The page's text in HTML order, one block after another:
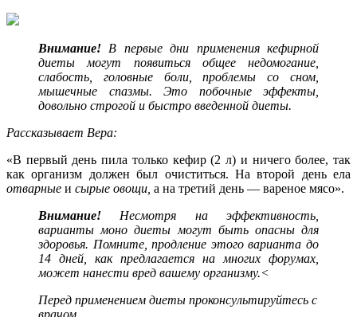
Внимание! В первые дни применения кефирной
диеты могут появиться общее недомогание,
слабость, головные боли, проблемы со сном,
мышечные спазмы. Это побочные эффекты,
довольно строгой и быстро введенной диеты.
Рассказывает Вера:
«В первый день пила только кефир (2 л) и ничего более, так
как организм должен был очиститься. На второй день ела
отварные и сырые овощи, а на третий день — вареное мясо».
Внимание! Несмотря на эффективность,
варианты моно диеты могут быть опасны для
здоровья. Помните, продление этого варианта до
14 дней, как предлагается на многих форумах,
может нанести вред вашему организму.<
Перед применением диеты проконсультируйтесь с
врачом.